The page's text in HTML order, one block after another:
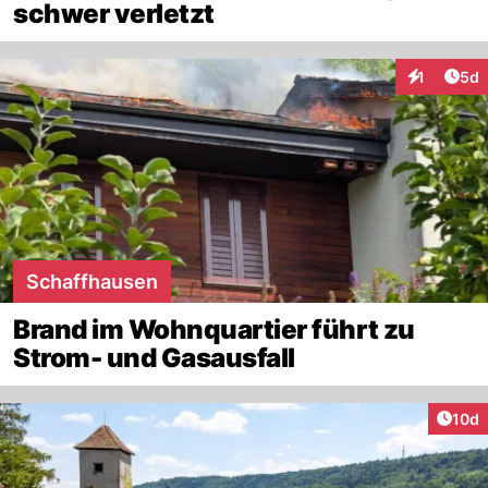
schwer verletzt
1 5d
Schaffhausen
Brand im Wohnquartier führt zu
Strom- und Gasausfall
10d